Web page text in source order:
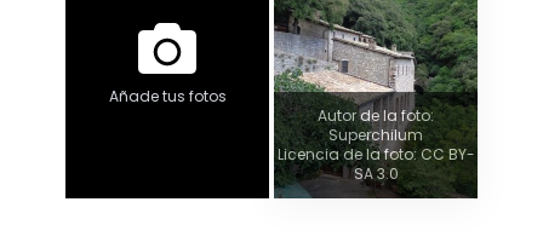
Añade tus fotos
Autor de la foto:
Superchilum
Licencia de la foto: CC BY-
SA 3.0